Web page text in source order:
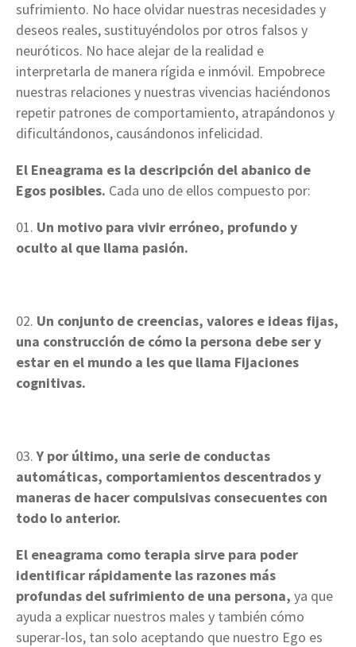
sufrimiento. No hace olvidar nuestras necesidades y
deseos reales, sustituyéndolos por otros falsos y
neuróticos. No hace alejar de la realidad e
interpretarla de manera rígida e inmóvil. Empobrece
nuestras relaciones y nuestras vivencias haciéndonos
repetir patrones de comportamiento, atrapándonos y
dificultándonos, causándonos infelicidad.
El Eneagrama es la descripción del abanico de
Egos posibles. Cada uno de ellos compuesto por:
Un motivo para vivir erróneo, profundo y
oculto al que llama pasión.
Un conjunto de creencias, valores e ideas fijas,
una construcción de cómo la persona debe ser y
estar en el mundo a les que llama Fijaciones
cognitivas.
Y por último, una serie de conductas
automáticas, comportamientos descentrados y
maneras de hacer compulsivas consecuentes con
todo lo anterior.
El eneagrama como terapia sirve para poder
identificar rápidamente las razones más
profundas del sufrimiento de una persona, ya que
ayuda a explicar nuestros males y también cómo
superar-los, tan solo aceptando que nuestro Ego es